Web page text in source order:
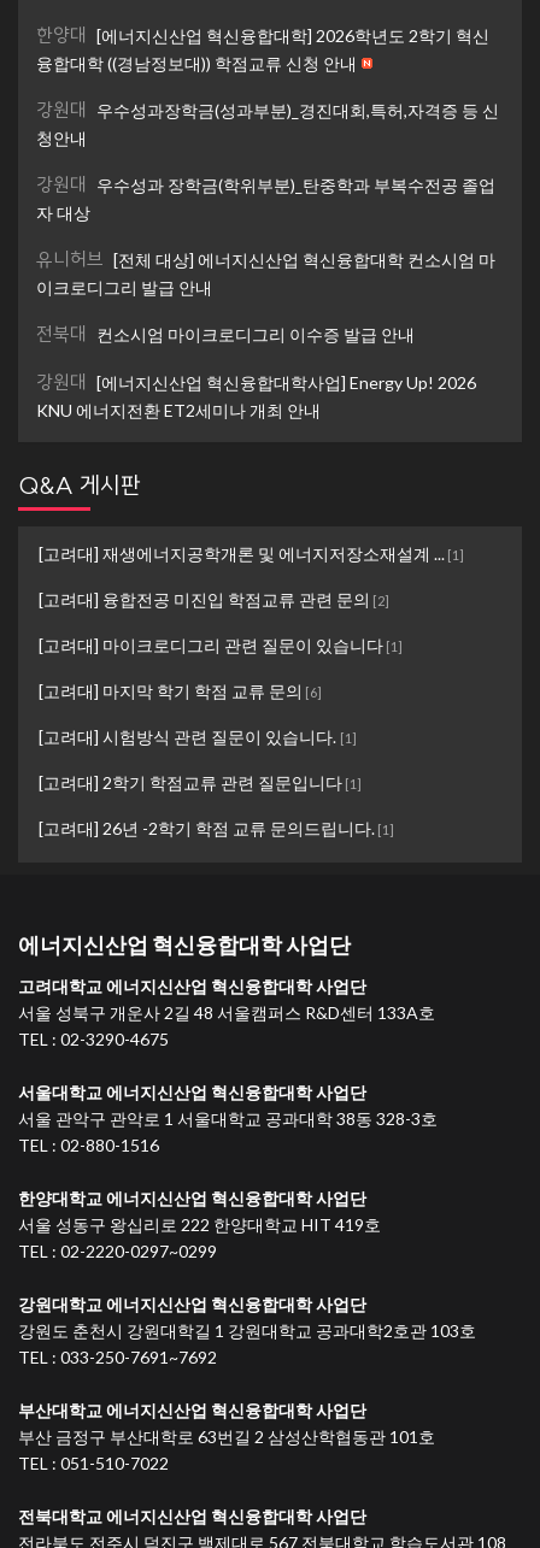
한양대 [에너지신산업 혁신융합대학] 2026학년도 2학기 혁신
융합대학 ((경남정보대)) 학점교류 신청 안내
강원대
우수성과장학금(성과부분)_경진대회,특허,자격증 등 신
청안내
강원대
우수성과 장학금(학위부분)_탄중학과 부복수전공 졸업
자 대상
유니허브 [전체 대상] 에너지신산업 혁신융합대학 컨소시엄 마
이크로디그리 발급 안내
전북대 컨소시엄 마이크로디그리 이수증 발급 안내
강원대 [에너지신산업 혁신융합대학사업] Energy Up! 2026
KNU 에너지전환 ET2세미나 개최 안내
Q&A 게시판
[고려대] 재생에너지공학개론 및 에너지저장소재설계 ... [1]
[고려대] 융합전공 미진입 학점교류 관련 문의 [2]
[고려대] 마이크로디그리 관련 질문이 있습니다 [1]
[고려대] 마지막 학기 학점 교류 문의 [6]
[고려대] 시험방식 관련 질문이 있습니다. [1]
[고려대] 2학기 학점교류 관련 질문입니다 [1]
[고려대] 26년 -2학기 학점 교류 문의드립니다. [1]
에너지신산업 혁신융합대학 사업단
고려대학교 에너지신산업 혁신융합대학 사업단
서울 성북구 개운사 2길 48 서울캠퍼스 R&D센터 133A호
TEL : 02-3290-4675
서울대학교 에너지신산업 혁신융합대학 사업단
서울 관악구 관악로 1 서울대학교 공과대학 38동 328-3호
TEL : 02-880-1516
한양대학교 에너지신산업 혁신융합대학 사업단
서울 성동구 왕십리로 222 한양대학교 HIT 419호
TEL : 02-2220-0297~0299
강원대학교 에너지신산업 혁신융합대학 사업단
강원도 춘천시 강원대학길 1 강원대학교 공과대학2호관 103호
TEL : 033-250-7691~7692
부산대학교 에너지신산업 혁신융합대학 사업단
부산 금정구 부산대학로 63번길 2 삼성산학협동관 101호
TEL : 051-510-7022
전북대학교 에너지신산업 혁신융합대학 사업단
전라북도 전주시 덕진구 백제대로 567 전북대학교 학습도서관 108